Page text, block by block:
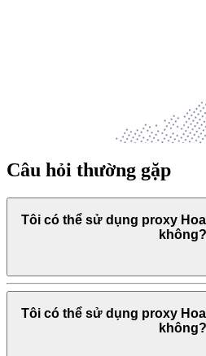
Câu hỏi thường gặp
Tôi có thể sử dụng proxy
không?
Tôi có thể sử dụng proxy
không?